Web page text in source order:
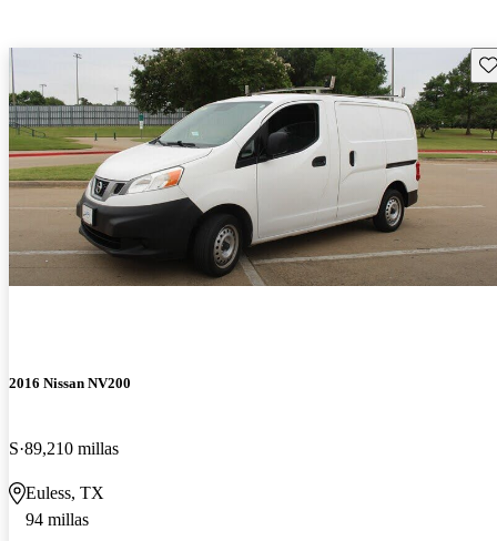
2016 Nissan NV200
S 89,210 millas
Euless, TX
94 millas